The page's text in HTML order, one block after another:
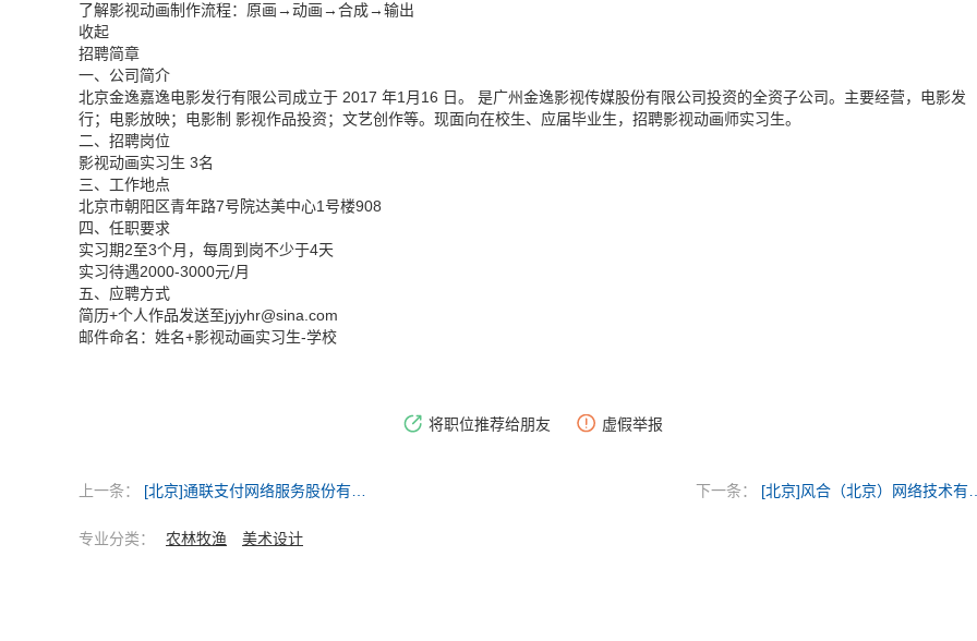
了解影视动画制作流程：原画→动画→合成→输出
收起
招聘简章
一、公司简介
北京金逸嘉逸电影发行有限公司成立于 2017 年1 月 16 日。 是广州金逸影视传媒股份有限公司投资的全资子公司。主要经营，电影发
行；电影放映；电影制 影视作品投资；文艺创作等。现面向在校生、应届毕业生，招聘影视动画师实习生。
二、招聘岗位
影视动画实习生 3名
三、工作地点
北京市朝阳区青年路7号院达美中心1号楼908
四、任职要求
实习期2至3个月，每周到岗不少于4天
实习待遇2000-3000元/月
五、应聘方式
简历+个人作品发送至jyjyhr@sina.com
邮件命名：姓名+影视动画实习生-学校
将职位推荐给朋友 虚假举报
上一条： [北京]通联支付网络服务股份有限公司北京分公司 下一条： [北京]风合（北
专业分类： 农林牧渔 美术设计